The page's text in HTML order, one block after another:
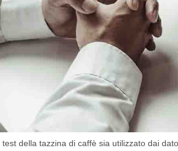
test della tazzina di caffè sia utilizzato dai